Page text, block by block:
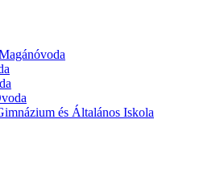
és Általános Iskola